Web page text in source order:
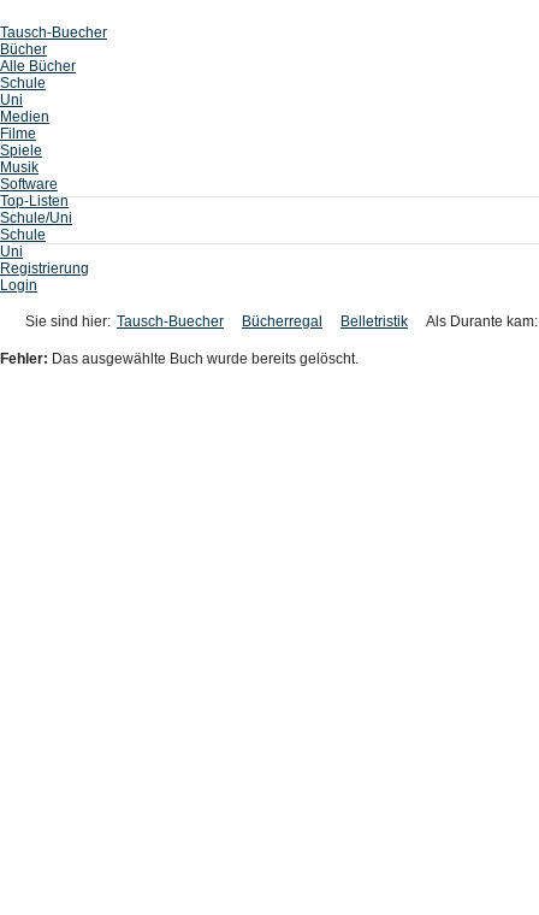
Tausch-Buecher
Bücher
Alle Bücher
Schule
Uni
Medien
Filme
Spiele
Musik
Software
Top-Listen
Schule/Uni
Schule
Uni
Registrierung
Login
Sie sind hier: Tausch-Buecher Bücherregal Belletristik Als Durante
Fehler: Das ausgewählte Buch wurde bereits gelöscht.